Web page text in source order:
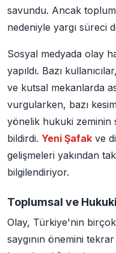
savundu. Ancak
nedeniyle yargı süreci
Sosyal medyada olay
yapıldı. Bazı
ve kutsal mekanlarda
vurgularken, bazı
yönelik hukuki zeminin
bildirdi. Yeni Şafak ve
gelişmeleri yakından
bilgilendiriyor.
Toplumsal ve
Olay, Türkiye'nin
saygının önemini